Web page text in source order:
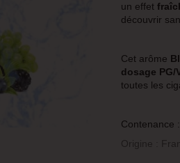
un effet
découvrir
Cet arôme
dosage PG/
toutes les
Contenance
Origine :